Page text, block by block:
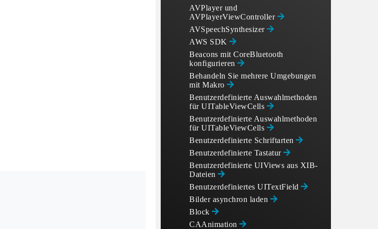
AVPlayer und
AVPlayerViewController
AVSpeechSynthesizer
AWS SDK
Beacons mit CoreBluetooth
konfigurieren
Behandeln Sie mehrere Umgebungen
mit Makro
Benutzerdefinierte Auswahlmethoden
für UITableViewCells
Benutzerdefinierte Auswahlmethoden
für UITableViewCells
Benutzerdefinierte Schriftarten
Benutzerdefinierte Tastatur
Benutzerdefinierte UIViews aus XIB-
Dateien
Benutzerdefiniertes UITextField
Bilder asynchron laden
Block
CAAnimation